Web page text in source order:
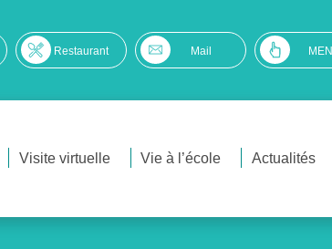
Restaurant Mail MEN
Visite virtuelle Vie à l’école Actualités